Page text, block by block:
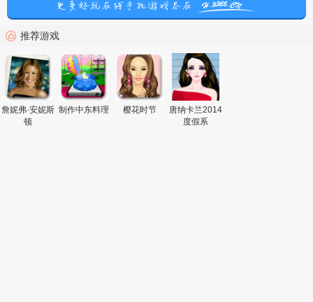
推荐游戏
詹妮弗·安妮斯
顿
制作中东料理 樱花时节
唐纳卡兰2014
度假系